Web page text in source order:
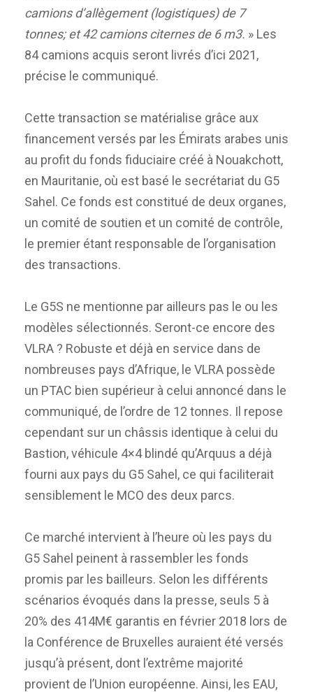
camions d’allègement (logistiques) de 7
tonnes; et 42 camions citernes de 6 m3. » Les
84 camions acquis seront livrés d’ici 2021,
précise le communiqué.
Cette transaction se matérialise grâce aux
financement versés par les Émirats arabes unis
au profit du fonds fiduciaire créé à Nouakchott,
en Mauritanie, où est basé le secrétariat du G5
Sahel. Ce fonds est constitué de deux organes,
un comité de soutien et un comité de contrôle,
le premier étant responsable de l’organisation
des transactions.
Le G5S ne mentionne par ailleurs pas le ou les
modèles sélectionnés. Seront-ce encore des
VLRA ? Robuste et déjà en service dans de
nombreuses pays d’Afrique, le VLRA possède
un PTAC bien supérieur à celui annoncé dans le
communiqué, de l’ordre de 12 tonnes. Il repose
cependant sur un châssis identique à celui du
Bastion, véhicule 4×4 blindé qu’Arquus a déjà
fourni aux pays du G5 Sahel, ce qui faciliterait
sensiblement le MCO des deux parcs.
Ce marché intervient à l’heure où les pays du
G5 Sahel peinent à rassembler les fonds
promis par les bailleurs. Selon les différents
scénarios évoqués dans la presse, seuls 5 à
20% des 414M€ garantis en février 2018 lors de
la Conférence de Bruxelles auraient été versés
jusqu’à présent, dont l’extrême majorité
provient de l’Union européenne. Ainsi, les EAU,